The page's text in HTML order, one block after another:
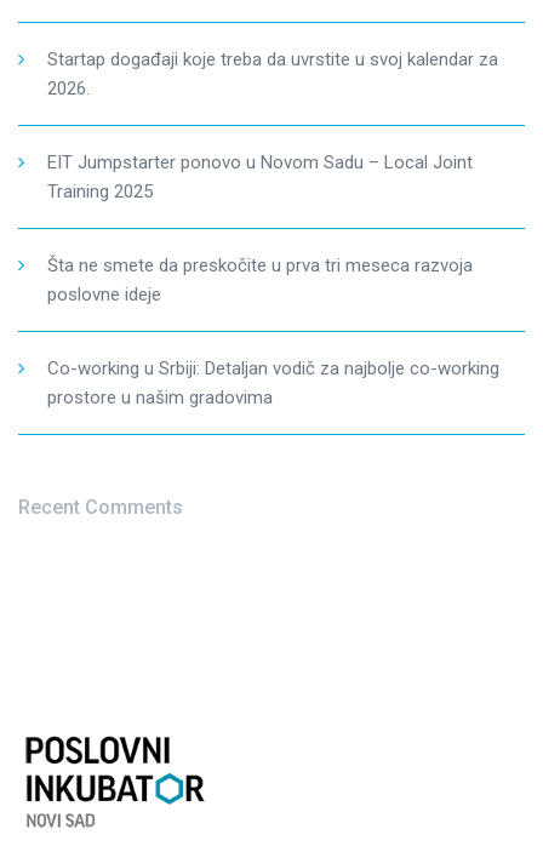
Startap događaji koje treba da uvrstite u svoj kalendar za
2026.
EIT Jumpstarter ponovo u Novom Sadu – Local Joint
Training 2025
Šta ne smete da preskočite u prva tri meseca razvoja
poslovne ideje
Co-working u Srbiji: Detaljan vodič za najbolje co-working
prostore u našim gradovima
Recent Comments